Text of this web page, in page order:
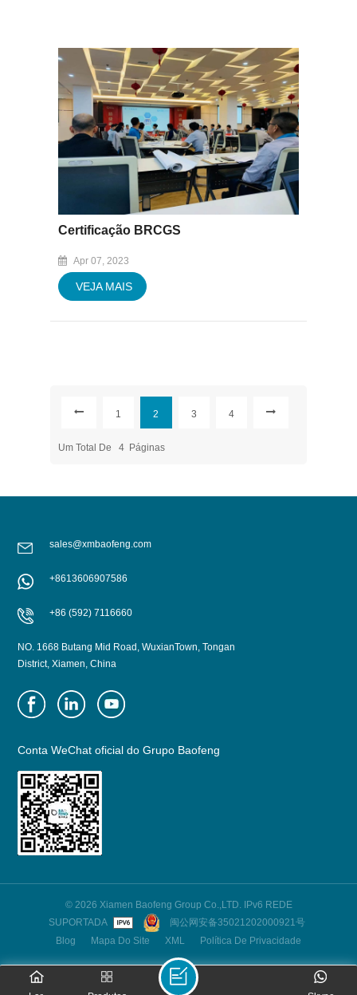
Certificação BRCGS
Apr 07, 2023
VEJA MAIS
1 2 3 4
Um Total De 4 Páginas
sales@xmbaofeng.com
+8613606907586
+86 (592) 7116660
NO. 1668 Butang Mid Road, WuxianTown, Tongan
District, Xiamen, China
Conta WeChat oficial do Grupo Baofeng
© 2026 Xiamen Baofeng Group Co.,LTD. IPv6 REDE
SUPORTADA
闽公网安备35021202000921号
Blog
Mapa Do Site XML Política De Privacidade